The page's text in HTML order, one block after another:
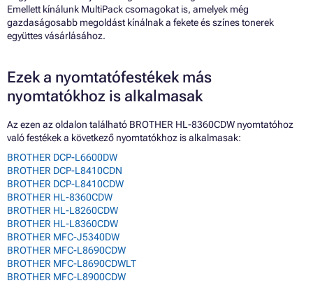
Emellett kínálunk MultiPack csomagokat is, amelyek még
gazdaságosabb megoldást kínálnak a fekete és színes tonerek
együttes vásárlásához.
Ezek a nyomtatófestékek más
nyomtatókhoz is alkalmasak
Az ezen az oldalon található BROTHER HL-8360CDW nyomtatóhoz
való festékek a következő nyomtatókhoz is alkalmasak:
BROTHER DCP-L6600DW
BROTHER DCP-L8410CDN
BROTHER DCP-L8410CDW
BROTHER HL-8360CDW
BROTHER HL-L8260CDW
BROTHER HL-L8360CDW
BROTHER MFC-J5340DW
BROTHER MFC-L8690CDW
BROTHER MFC-L8690CDWLT
BROTHER MFC-L8900CDW